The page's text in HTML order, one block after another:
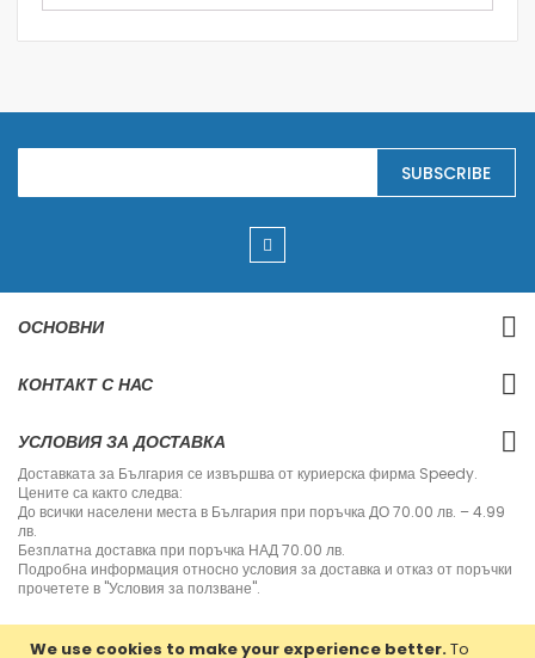
We use cookies to make your experience better.To
S
g
o
O
N
s
e
t
t
e
r
:
SUBSCRIBE
ОСНОВНИ
КОНТАКТ С НАС
УСЛОВИЯ ЗА ДОСТАВКА
Доставката за България се извършва от куриерска фирма Speedy.
Цените са както следва:
До всички населени места в България при поръчка ДО 70.00 лв. – 4.99
лв.
Безплатна доставка при поръчка НАД 70.00 лв.
Подробна информация относно условия за доставка и отказ от поръчки
прочетете в "Условия за ползване".